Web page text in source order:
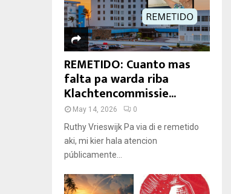
REMETIDO: Cuanto mas
falta pa warda riba
Klachtencommissie...
May 14, 2026 0
Ruthy Vrieswijk Pa via di e remetido
aki, mi kier hala atencion
públicamente...